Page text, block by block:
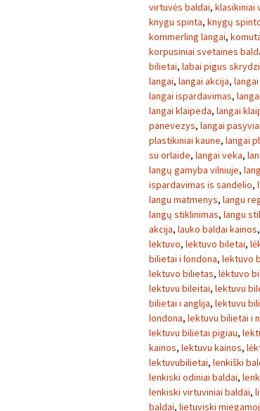
virtuvės baldai, klasikiniai
knygu spinta, knygų
kommerling langai,
korpusiniai svetaines
bilietai, labai pigus
langai, langai akcija,
langai ispardavimas,
langai klaipeda, langai
panevezys, langai
plastikiniai kaune, langai
su orlaide, langai veka,
langų gamyba vilniuje,
ispardavimas is sandelio,
langu matmenys, langu
langų stiklinimas, langu
akcija, lauko baldai kainos,
lektuvo, lektuvo biletai,
bilietai i londona, lektuvo
lektuvo bilietas, lėktuvo
lektuvu bileitai, lektuvu
bilietai i anglija, lektuvu
londona, lektuvu bilietai i
lektuvu bilietai pigiau,
kainos, lektuvu kainos,
lektuvubilietai, lenkiški
lenkiski odiniai baldai,
lenkiski virtuviniai baldai,
baldai, lietuviski